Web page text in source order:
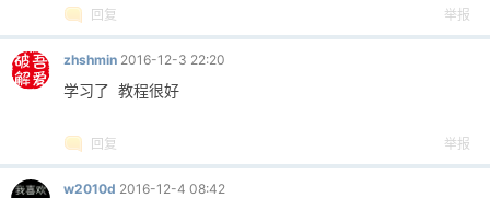
回复 举报
zhshmin 2016-12-3 22:20
学习了 教程很好
回复 举报
w2010d 2016-12-4 08:42